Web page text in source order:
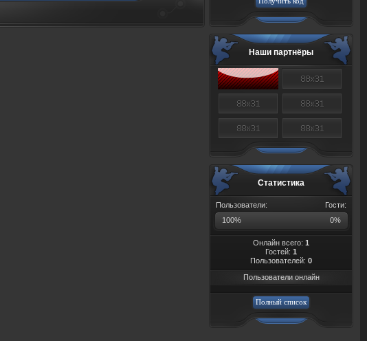
Наши партнёры
Статистика
Гости:
Пользователи:
100%
0%
Онлайн всего: 1
Гостей: 1
Пользователей: 0
Пользователи онлайн